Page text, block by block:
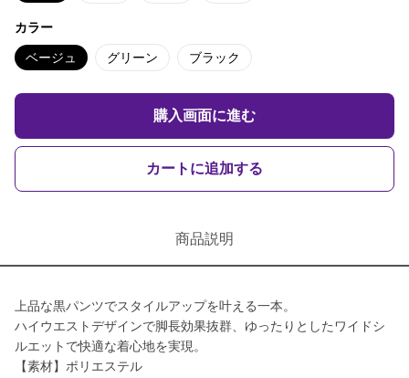
カラー
ベージュ グリーン ブラック
購入画面に進む
カートに追加する
商品説明
上品な黒パンツでスタイルアップを叶える一本。
ハイウエストデザインで脚長効果抜群、ゆったりとしたワイドシ
ルエットで快適な着心地を実現。
【素材】ポリエステル